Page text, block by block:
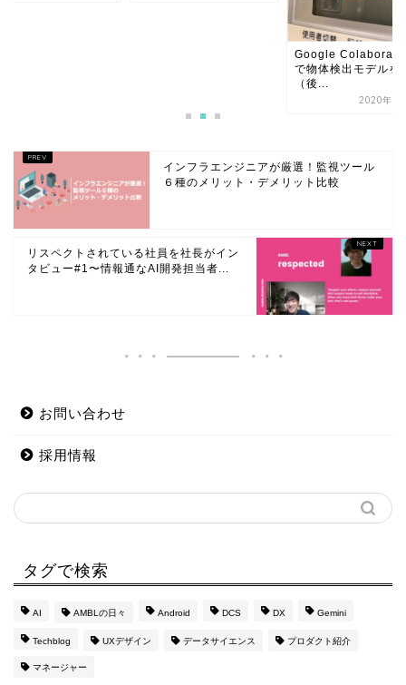
Google
で物体検出モデルを
（後...
2020年3
インフラエンジニアが厳選！監視ツール
６種のメリット・デメリット比較
リスペクトされている社員を社長がイン
タビュー#1〜情報通なAI開発担当者...
お問い合わせ
採用情報
タグで検索
AI AMBLの日々 Android DCS DX Gemini
Techblog UXデザイン データサイエンス プロダクト紹介
マネージャー